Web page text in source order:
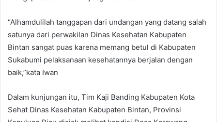
“Alhamdulilah tanggapan dari undangan yang datang salah
satunya dari perwakilan Dinas Kesehatan Kabupaten
Bintan sangat puas karena memang betul di Kabupaten
Sukabumi pelaksanaan kesehatannya berjalan dengan
baik,”kata Iwan
Dalam kunjungan itu, Tim Kaji Banding Kabupaten Kota
Sehat Dinas Kesehatan Kabupaten Bintan, Provinsi